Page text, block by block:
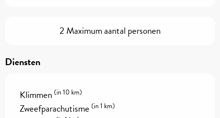
2 Maximum aantal personen
Diensten
Klimmen(in 10 km)
Zweefparachutisme (in 1 km)